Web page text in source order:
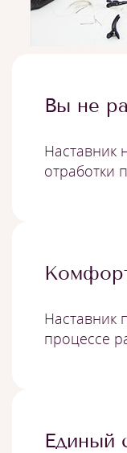
Вы не
Наставник
отработки
Наставник
процессе
Единый